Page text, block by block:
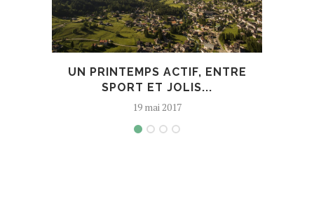
UN PRINTEMPS ACTIF, ENTRE
SPORT ET JOLIS...
19 mai 2017